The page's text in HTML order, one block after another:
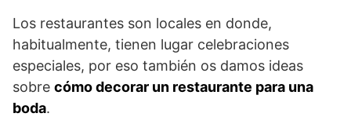
Los restaurantes son locales en donde,
habitualmente, tienen lugar celebraciones
especiales, por eso también os damos ideas
sobre cómo decorar un restaurante para una
boda.